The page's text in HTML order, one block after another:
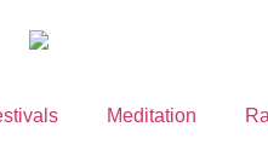
Meditation